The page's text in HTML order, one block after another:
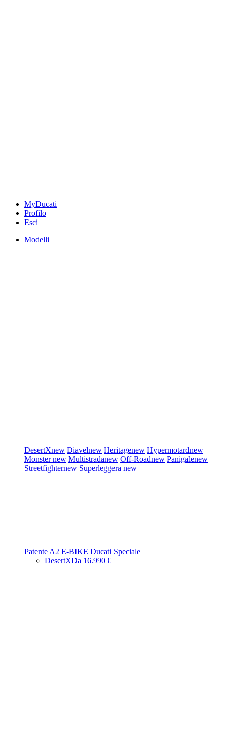
MyDucati
Profilo
Esci
Modelli
DesertXnew Diavelnew Heritagenew Hypermotardnew
Monsternew Multistradanew Off-Roadnew Panigalenew
Streetfighternew Superleggera new
Patente A2 E-BIKE Ducati Speciale
DesertXDa 16.990 €